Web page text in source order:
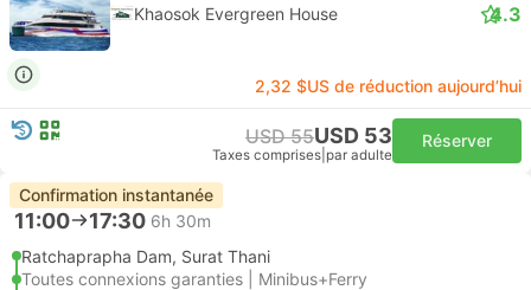
Khaosok Evergreen House 4.3
2,32 $US de réduction aujourd’hui
USD 55USD 53
Taxes comprises par adulte
Réserver
Confirmation instantanée
11:00 17:30 6h 30m
Ratchaprapha Dam, Surat Thani
Toutes connexions garanties | Minibus+Ferry